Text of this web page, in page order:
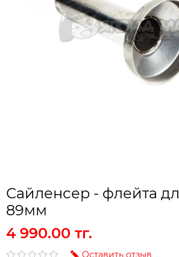
Сайленсер - флейта
89мм
4 990.00 тг.
Оставить отзыв